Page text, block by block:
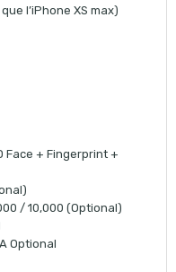
l’iPhone XS max)
Face + Fingerprint +
/ 10,000 (Optional)
Optional